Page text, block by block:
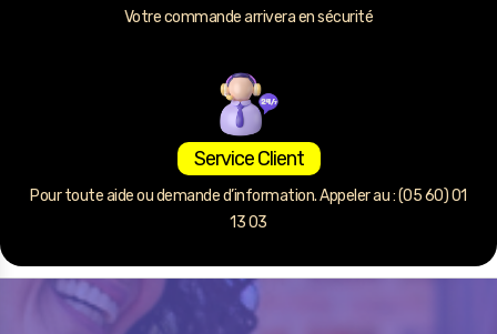
Votre commande arrivera en sécurité
Service Client
Pour toute aide ou demande d’information. Appeler au : (05 60) 01
13 03